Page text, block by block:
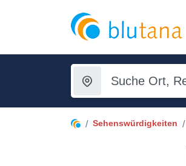
Sehenswürdigkeiten